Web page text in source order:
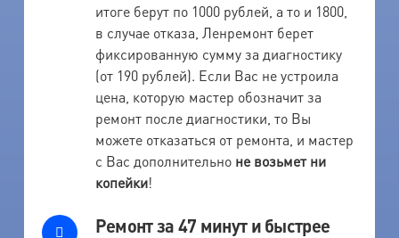
итоге берут по 1000 рублей, а то и 1800,
в случае отказа, Ленремонт берет
фиксированную сумму за диагностику
(от 190 рублей). Если Вас не устроила
цена, которую мастер обозначит за
ремонт после диагностики, то Вы
можете отказаться от ремонта, и мастер
с Вас дополнительно не возьмет ни
копейки!
Ремонт за 47 минут и быстрее